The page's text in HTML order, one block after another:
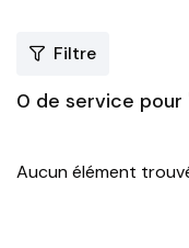
Filtre
0 de service pour
Aucun élément